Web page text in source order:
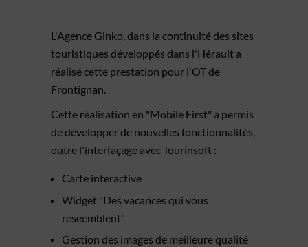
L'Agence Ginko, dans la continuité des sites
touristiques développés dans l'Hérault a
réalisé cette prestation pour l'OT de
Frontignan.
Cette réalisation en "Mobile First" a permis
de développer de nouvelles fonctionnalités,
outre l'interfaçage avec Tourinsoft :
Carte interactive
Widget "Des vacances qui vous
reseemblent"
Gestion des images de meilleure qualité